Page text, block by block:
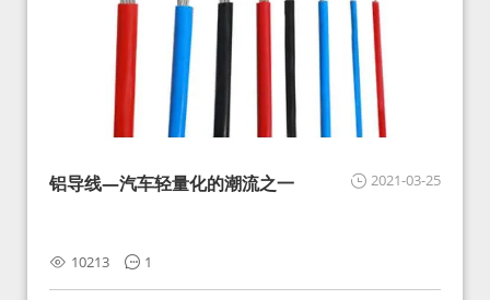
2021-03-25
铝导线—汽车轻量化的潮流之一
10213 1